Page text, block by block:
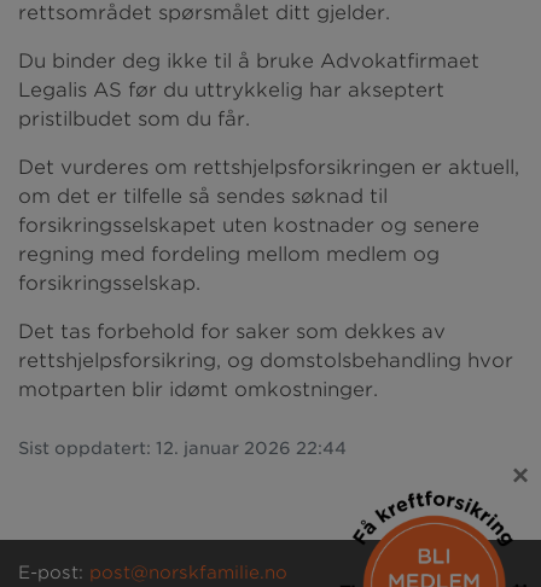
rettsområdet spørsmålet ditt gjelder.
Du binder deg ikke til å bruke Advokatfirmaet
Legalis AS før du uttrykkelig har akseptert
pristilbudet som du får.
Det vurderes om rettshjelpsforsikringen er aktuell,
om det er tilfelle så sendes søknad til
forsikringsselskapet uten kostnader og senere
regning med fordeling mellom medlem og
forsikringsselskap.
Det tas forbehold for saker som dekkes av
rettshjelpsforsikring, og domstolsbehandling hvor
motparten blir idømt omkostninger.
Sist oppdatert: 12. januar 2026 22:44
E-post: post@norskfamilie.no
×